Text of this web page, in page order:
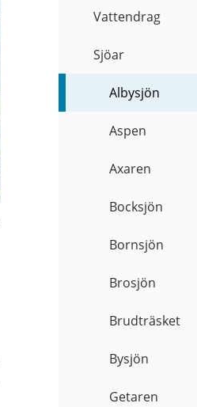
Vattendrag
Sjöar
Albysjön
Aspen
Axaren
Bocksjön
Bornsjön
Brosjön
Brudträsket
Bysjön
Getaren